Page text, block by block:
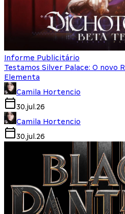
Informe Publicitário
Testamos Silver Palace: O novo
Elementa
Camila Hortencio
30.jul.26
Camila Hortencio
30.jul.26